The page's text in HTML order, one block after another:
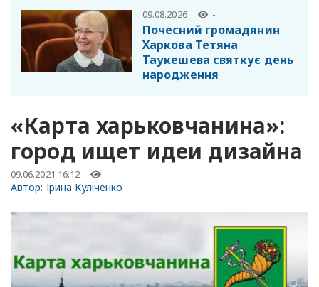
09.08.2026 -
Почесний громадянин
Харкова Тетяна
Таукешева святкує день
народження
«Карта харьковчанина»:
город ищет идеи дизайна
09.06.2021 16:12 -
Автор: Ірина Куліченко